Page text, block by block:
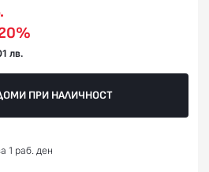
лв.
ПРИ НАЛИЧНОСТ
1 раб. ден